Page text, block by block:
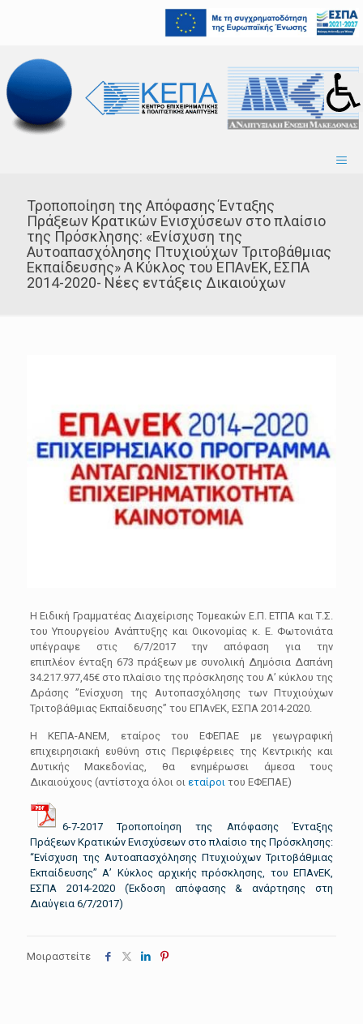
Τροποποίηση της Απόφασης Ένταξης
Πράξεων Κρατικών Ενισχύσεων στο πλαίσιο
της Πρόσκλησης: «Ενίσχυση της
Αυτοαπασχόλησης Πτυχιούχων Τριτοβάθμιας
Εκπαίδευσης» Α Κύκλος του ΕΠΑνΕΚ, ΕΣΠΑ
2014-2020- Νέες εντάξεις Δικαιούχων
Η Ειδική Γραμματέας Διαχείρισης Τομεακών Ε.Π. ΕΤΠΑ και Τ.Σ.
του Υπουργείου Ανάπτυξης και Οικονομίας κ. Ε. Φωτονιάτα
υπέγραψε στις 6/7/2017 την απόφαση για την
επιπλέον ένταξη 673 πράξεων με συνολική Δημόσια Δαπάνη
34.217.977,45€ στο πλαίσιο της πρόσκλησης του Α’ κύκλου της
Δράσης ”Ενίσχυση της Αυτοπασχόλησης των Πτυχιούχων
Τριτοβάθμιας Εκπαίδευσης” του ΕΠΑνΕΚ, ΕΣΠΑ 2014-2020.
Η ΚΕΠΑ-ΑΝΕΜ, εταίρος του ΕΦΕΠΑΕ με γεωγραφική
επιχειρησιακή ευθύνη στις Περιφέρειες της Κεντρικής και
Δυτικής Μακεδονίας, θα ενημέρωσει άμεσα τους
Δικαιούχους (αντίστοχα όλοι οι εταίροι του ΕΦΕΠΑΕ)
6-7-2017 Τροποποίηση της Απόφασης Ένταξης
Πράξεων Κρατικών Ενισχύσεων στο πλαίσιο της Πρόσκλησης:
“Ενίσχυση της Αυτοαπασχόλησης Πτυχιούχων Τριτοβάθμιας
Εκπαίδευσης” Α’ Κύκλοςαρχικής πρόσκλησης , του ΕΠΑνΕΚ,
ΕΣΠΑ 2014-2020 (Έκδοση απόφασης & ανάρτησης στη
Διαύγεια 6/7/2017)
Μοιραστείτε